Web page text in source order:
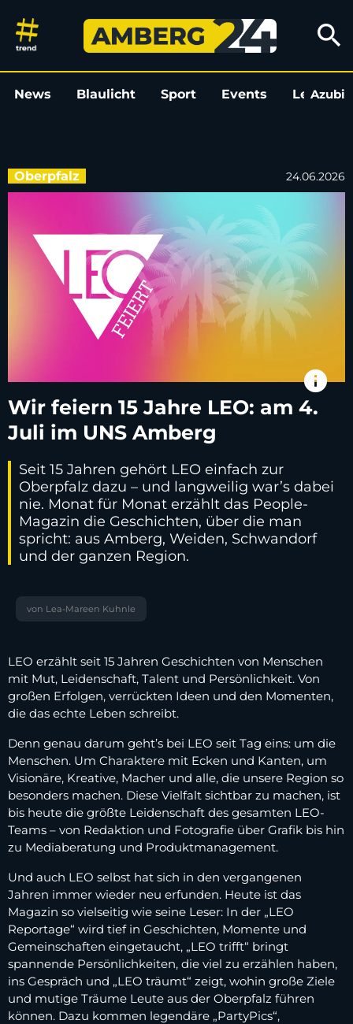
Wir feiern 15 Jahre LEO: am
search
News Blaulicht Sport Events LeoAzubi
Oberpfalz 24.06.2026
info
Wir feiern 15 Jahre LEO: am 4.
Juli im UNS Amberg
Seit 15 Jahren gehört LEO einfach zur
Oberpfalz dazu – und langweilig war’s dabei
nie. Monat für Monat erzählt das People-
Magazin die Geschichten, über die man
spricht: aus Amberg, Weiden, Schwandorf
und der ganzen Region.
von Lea-Mareen Kuhnle
LEO erzählt seit 15 Jahren Geschichten von Menschen
mit Mut, Leidenschaft, Talent und Persönlichkeit. Von
großen Erfolgen, verrückten Ideen und den Momenten,
die das echte Leben schreibt.
Denn genau darum geht’s bei LEO seit Tag eins: um die
Menschen. Um Charaktere mit Ecken und Kanten, um
Visionäre, Kreative, Macher und alle, die unsere Region so
besonders machen. Diese Vielfalt sichtbar zu machen, ist
bis heute die größte Leidenschaft des gesamten LEO-
Teams – von Redaktion und Fotografie über Grafik bis hin
zu Mediaberatung und Produktmanagement.
Und auch LEO selbst hat sich in den vergangenen
Jahren immer wieder neu erfunden. Heute ist das
Magazin so vielseitig wie seine Leser: In der „LEO
Reportage“ wird tief in Geschichten, Momente und
Gemeinschaften eingetaucht, „LEO trifft“ bringt
spannende Persönlichkeiten, die viel zu erzählen haben,
ins Gespräch und „LEO träumt“ zeigt, wohin große Ziele
und mutige Träume Leute aus der Oberpfalz führen
können. Dazu kommen legendäre „PartyPics“,